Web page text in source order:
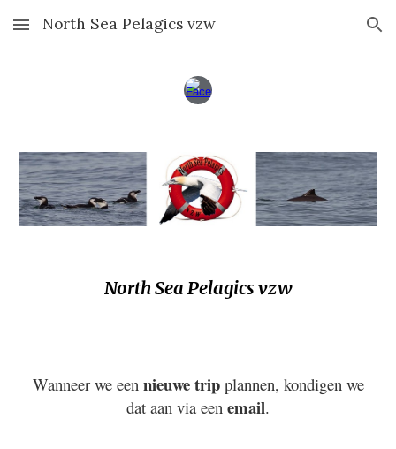
Skip to main content Skip to navigation
North Sea Pelagics vzw
North Sea Pelagics vzw
Wanneer we een nieuwe tripplannen, kondigen we
dat aan via een email.